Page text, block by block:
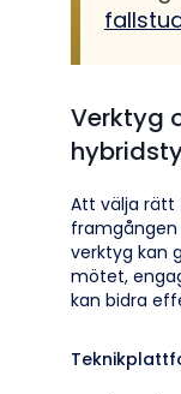
Verktyg
Att välja rätt
verktyg kan
mötet,
kan bidra